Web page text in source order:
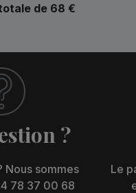
de 68 €
?
Nous sommes
78 37 00 68
Le